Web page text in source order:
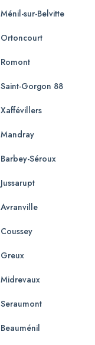
Ménil-sur-Belvitte
Ortoncourt
Romont
Saint-Gorgon 88
Xaffévillers
Mandray
Barbey-Séroux
Jussarupt
Avranville
Coussey
Greux
Midrevaux
Seraumont
Beauménil